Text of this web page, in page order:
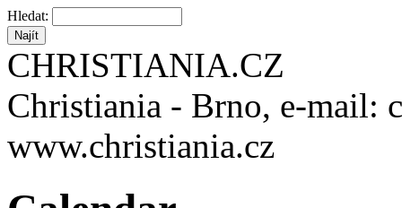
Hledat:
CHRISTIANIA.CZ
Christiania - Brno, e-mail:
www.christiania.cz